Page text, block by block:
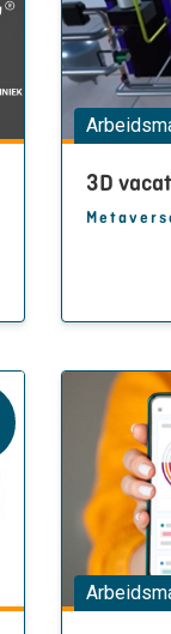
3D